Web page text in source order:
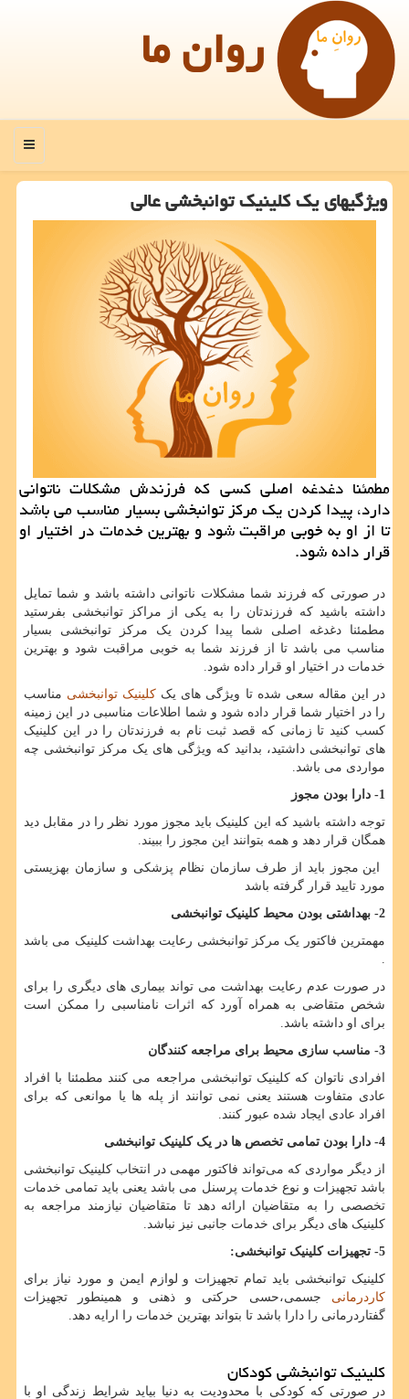
روان ما
منو
ویژگیهای یك كلینیك توانبخشی عالی
مطمئنا دغدغه اصلی كسی كه فرزندش مشكلات ناتوانی
دارد، پیدا كردن یك مركز توانبخشی بسیار مناسب می باشد
تا از او به خوبی مراقبت شود و بهترین خدمات در اختیار او
قرار داده شود.
در صورتی که فرزند شما مشکلات ناتوانی داشته باشد و شما تمایل
داشته باشید که فرزندتان را به یکی از مراکز توانبخشی بفرستید
مطمئنا دغدغه اصلی شما پیدا کردن یک مرکز توانبخشی بسیار
مناسب می باشد تا از فرزند شما به خوبی مراقبت شود و بهترین
خدمات در اختیار او قرار داده شود.
در این مقاله سعی شده تا ویژگی های یک کلینیک توانبخشی مناسب
را در اختیار شما قرار داده شود و شما اطلاعات مناسبی در این زمینه
کسب کنید تا زمانی که قصد ثبت نام به فرزندتان را در این کلینیک
های توانبخشی داشتید، بدانید که ویژگی های یک مرکز توانبخشی چه
مواردی می باشد.
1- دارا بودن مجوز
توجه داشته باشید که این کلینیک باید مجوز مورد نظر را در مقابل دید
همگان قرار دهد و همه بتوانند این مجوز را ببیند.
این مجوز باید از طرف سازمان نظام پزشکی و سازمان بهزیستی
مورد تایید قرار گرفته باشد
2- بهداشتی بودن محیط کلینیک توانبخشی
مهمترین فاکتور یک مرکز توانبخشی رعایت بهداشت کلینیک می باشد
.
در صورت عدم رعایت بهداشت می تواند بیماری های دیگری را برای
شخص متقاضی به همراه آورد که اثرات نامناسبی را ممکن است
برای او داشته باشد.
3- مناسب سازی محیط برای مراجعه کنندگان
افرادی ناتوان که کلینیک توانبخشی مراجعه می کنند مطمئنا با افراد
عادی متفاوت هستند یعنی نمی توانند از پله ها یا موانعی که برای
افراد عادی ایجاد شده عبور کنند.
4- دارا بودن تمامی تخصص ها در یک کلینیک توانبخشی
از دیگر مواردی که می‌تواند فاکتور مهمی در انتخاب کلینیک توانبخشی
باشد تجهیزات و نوع خدمات پرسنل می باشد یعنی باید تمامی خدمات
تخصصی را به متقاضیان ارائه دهد تا متقاضیان نیازمند مراجعه به
کلینیک های دیگر برای خدمات جانبی نیز نباشد.
5- تجهیزات کلینیک توانبخشی:
کلینیک توانبخشی باید تمام تجهیزات و لوازم ایمن و مورد نیاز برای
کاردرمانی جسمی،حسی حرکتی و ذهنی و همینطور تجهیزات
گفتاردرمانی را دارا باشد تا بتواند بهترین خدمات را ارایه دهد.
کلینیک توانبخشی کودکان
در صورتی که کودکی با محدودیت به دنیا بیاید شرایط زندگی او با